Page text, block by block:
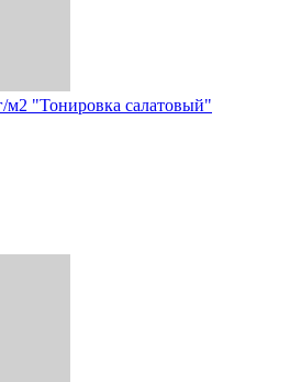
"Тонировка салатовый"